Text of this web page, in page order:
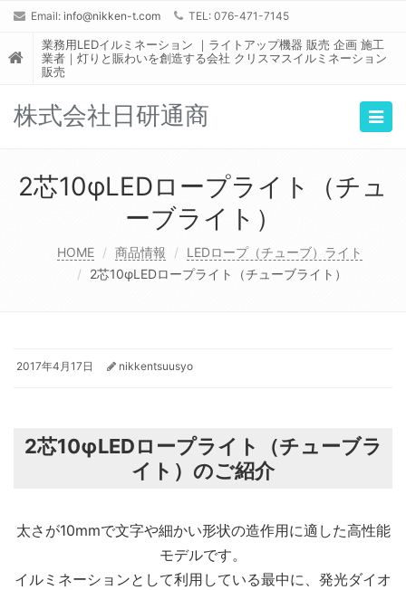
Email: info@nikken-t.com TEL: 076-471-7145
業務用LEDイルミネーション ｜ライトアップ機器 販売 企画 施工
業者｜灯りと賑わいを創造する会社 クリスマスイルミネーション
販売
株式会社日研通商
2芯10φLEDロープライト（チュ
ーブライト）
HOME 商品情報
LEDロープ（チューブ）ライト
2芯10φLEDロープライト（チューブライト）
2017年4月17日 nikkentsuusyo
2芯10φLEDロープライト（チューブラ
イト）のご紹介
太さが10mmで文字や細かい形状の造作用に適した高性能
モデルです。
イルミネーションとして利用している最中に、発光ダイオ